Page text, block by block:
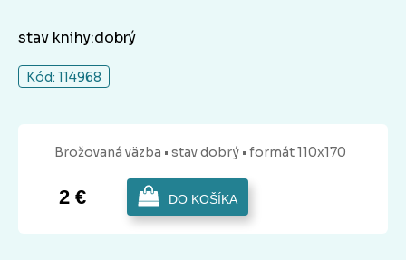
stav knihy:dobrý
Kód: 114968
Brožovaná väzba • stav dobrý • formát 110x170
2 € DO KOŠÍKA